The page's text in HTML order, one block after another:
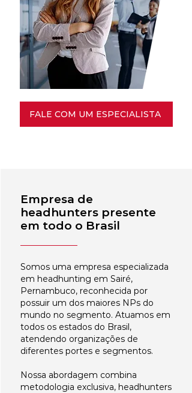
FALE COM UM ESPECIALISTA
Empresa de
headhunters presente
em todo o Brasil
Somos uma empresa especializada
em headhunting em Sairé,
Pernambuco, reconhecida por
possuir um dos maiores NPs do
mundo no segmento. Atuamos em
todos os estados do Brasil,
atendendo organizações de
diferentes portes e segmentos.
Nossa abordagem combina
metodologia exclusiva, headhunters